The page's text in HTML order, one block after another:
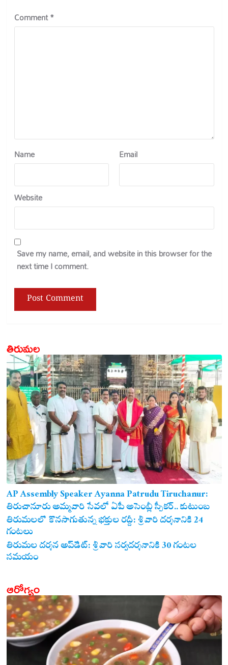
Comment*
Name Email
Website
Save my name, email, and website in this browser for the
next time I comment.
తిరుమల
AP Assembly Speaker Ayanna Patrudu Tiruchanur:
తిరుచానూరు అమ్మవారి సేవలో ఏపీ అసెంబ్లీ స్పీకర్.. కుటుంబ
సమేతంగా దర్శించుకున్న అయ్యన్నపాత్రుడు!
తిరుమలలో కొనసాగుతున్న భక్తుల రద్దీ: శ్రీవారి దర్శనానికి 24
గంటలు
తిరుమల దర్శన అప్‌డేట్: శ్రీవారి సర్వదర్శనానికి 30 గంటల
సమయం
ఆరోగ్యం